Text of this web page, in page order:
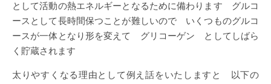
として活動の熱エネルギーとなるために備わります グルコ
ースとして長時間保つことが難しいので いくつものグルコ
ースが一体となり形を変えて グリコーゲン としてしばら
く貯蔵されます
太りやすくなる理由として例え話をいたしますと 以下の